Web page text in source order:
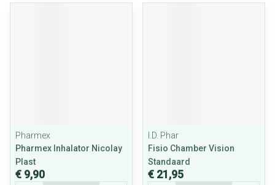
Pharmex
Pharmex Inhalator Nicolay
Plast
€ 9,90
I.D. Phar
Fisio Chamber Vision
Standaard
€ 21,95